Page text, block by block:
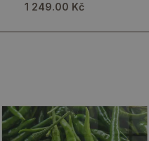
1 249.00 Kč